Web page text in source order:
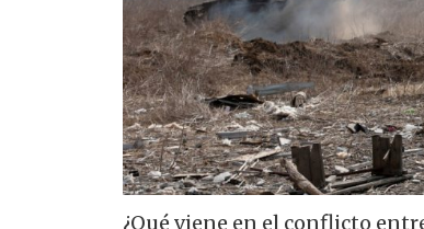
¿Qué viene en el conflicto